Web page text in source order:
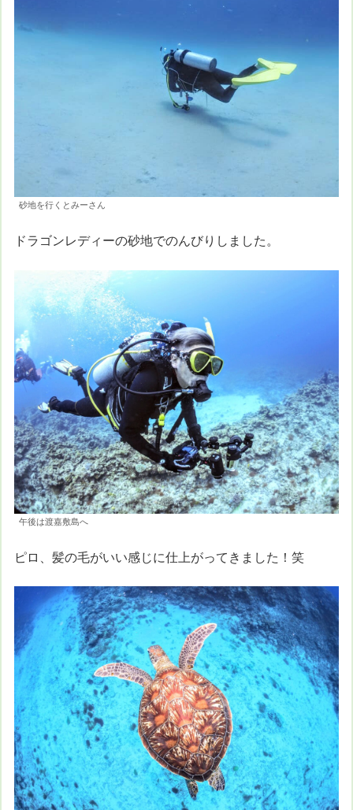
砂地を行くとみーさん
ドラゴンレディーの砂地でのんびりしました。
午後は渡嘉敷島へ
ピロ、髪の毛がいい感じに仕上がってきました！笑